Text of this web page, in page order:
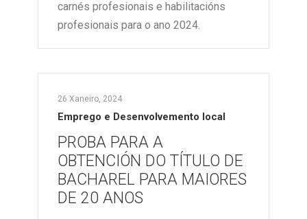
carnés profesionais e habilitacións
profesionais para o ano 2024.
26 Xaneiro, 2024
Emprego e Desenvolvemento local
PROBA PARA A
OBTENCIÓN DO TÍTULO DE
BACHAREL PARA MAIORES
DE 20 ANOS